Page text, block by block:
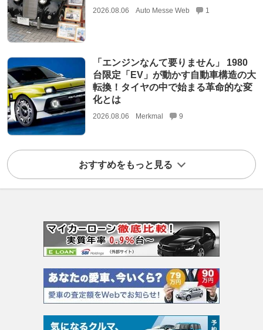
2026.08.06 Auto Messe Web 1
「エンジンなんて要りません」 1980
台限定「EV」が動かす自動車構造の大
転換！タイヤの中で始まる革命的な変
化とは
2026.08.06 Merkmal 9
おすすめをもっと見る